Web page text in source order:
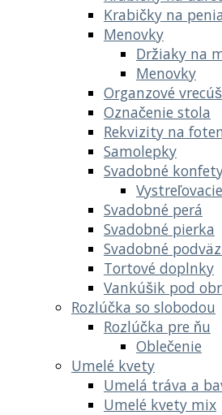
Krabičky na
Menovky
Držiaky na
Menovky
Organzové
Označenie stola
Rekvizity na
Samolepky
Svadobné
Svadobné perá
Svadobné pierka
Svadobné
Tortové doplnky
Vankúšik pod
Rozlúčka so slobodou
Rozlúčka pre ňu
Oblečenie
Umelé kvety
Umelá tráva a
Umelé kvety mix